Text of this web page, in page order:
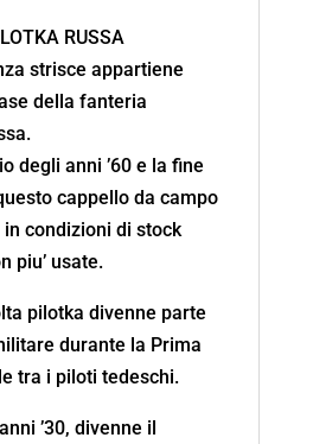
RUSSA
strisce appartiene
della fanteria
degli anni ’60 e la fine
cappello da campo
condizioni di stock
piu’ usate.
pilotka divenne parte
durante la Prima
tra i piloti tedeschi.
’30, divenne il